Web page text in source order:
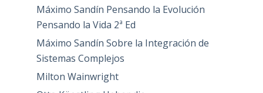
Máximo Sandín Pensando la Evolución
Pensando la Vida 2ª Ed
Máximo Sandín Sobre la Integración de
Sistemas Complejos
Milton Wainwright